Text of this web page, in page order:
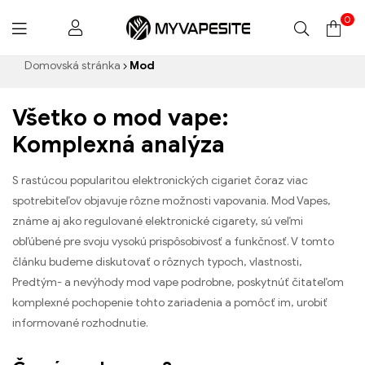
Myvapesite.de
0
Domovská stránka Mod
Všetko o mod vape:
Komplexná analýza
S rastúcou popularitou elektronických cigariet čoraz viac
spotrebiteľov objavuje rôzne možnosti vapovania. Mod Vapes,
známe aj ako regulované elektronické cigarety, sú veľmi
obľúbené pre svoju vysokú prispôsobivosť a funkčnosť. V tomto
článku budeme diskutovať o rôznych typoch, vlastnosti,
Predtým- a nevýhody mod vape podrobne, poskytnúť čitateľom
komplexné pochopenie tohto zariadenia a pomôcť im, urobiť
informované rozhodnutie.